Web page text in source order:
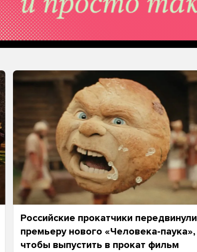
Российские прокатчики передвинули
премьеру нового «Человека-паука»,
чтобы выпустить в прокат фильм